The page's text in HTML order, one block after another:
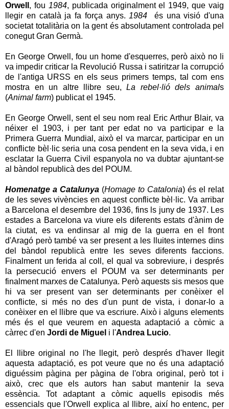
Orwell , fou 1984, publicada originalment el 1949, que vaig
llegir en català ja fa força anys. 1984 és una visió d'una
societat totalitària on la gent és absolutament controlada pel
conegut Gran Germà.
En George Orwell, fou un home d'esquerres, però això no li
va impedir criticar la Revolució Russa i satiritzar la corrupció
de l'antiga URSS en els seus primers temps, tal com ens
mostra en un altre llibre seu,La rebel·lió dels animals
(Animal farm) publicat el 1945.
En George Orwell, sent el seu nom real Eric Arthur Blair, va
néixer el 1903, i per tant per edat no va participar e la
Primera Guerra Mundial, això el va marcar, participar en un
conflicte bèl·lic seria una cosa pendent en la seva vida, i en
esclatar la Guerra Civil espanyola no va dubtar ajuntant-se
al bàndol republicà des del POUM.
Homenatge a Catalunya (Homage to Catalonia) és el relat
de les seves vivències en aquest conflicte bèl·lic. Va arribar
a Barcelona el desembre del 1936, fins ls juny de 1937. Les
estades a Barcelona va viure els diferents estats d'ànim de
la ciutat, es va endinsar al mig de la guerra en el front
d'Aragó però també va ser present a les lluites internes dins
del bàndol republicà entre les seves diferents faccions.
Finalment un ferida al coll, el qual va sobreviure, i després
la persecució envers el POUM va ser determinants per
finalment marxes de Catalunya. Però aquests sis mesos que
hi va ser present van ser determinants per conèixer el
conflicte, si més no des d'un punt de vista, i donar-lo a
conèixer en el llibre que va escriure. Això i alguns elements
més és el que veurem en aquesta adaptació a còmic a
càrrec d'en Jordi de Miguel i l'Andrea Lucio.
El llibre original no l'he llegit, però després d'haver llegit
aquesta adaptació, es pot veure que no és una adaptació
diguéssim pàgina per pàgina de l'obra original, però tot i
això, crec que els autors han sabut mantenir la seva
essència. Tot adaptant a còmic aquells episodis més
essencials que l'Orwell explica al llibre, així ho entenc, per